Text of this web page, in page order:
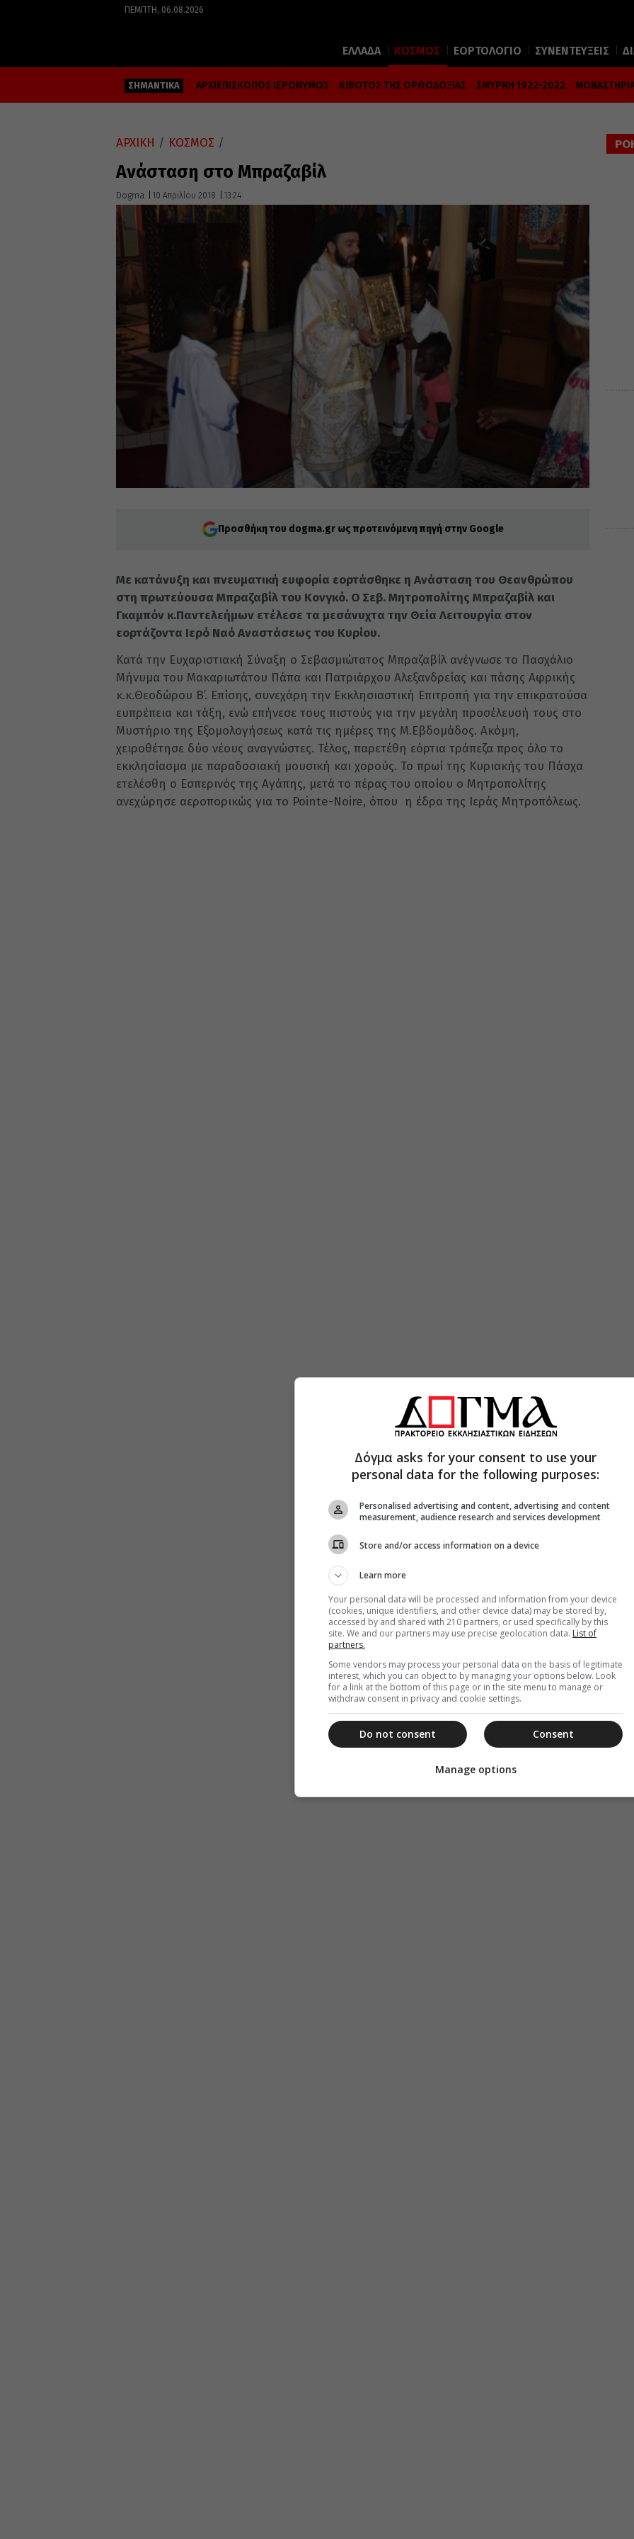
ΠΈΜΠΤΗ, 06.08.2026
ΕΛΛΑΔΑ ΚΟΣΜΟΣ ΕΟΡΤΟΛΟΓΙΟ ΣΥΝΕΝΤΕΥΞΕΙΣ
ΣΗΜΑΝΤΙΚΑ ΑΡΧΙΕΠΙΣΚΟΠΟΣ ΙΕΡΩΝΥΜΟΣ ΚΙΒΩΤΟΣ ΤΗΣ ΟΡΘΟΔΟΞΙΑΣ ΣΜΥΡΝΗ 1922-2022
ΑΡΧΙΚΗ / ΚΟΣΜΟΣ /
Ανάσταση στο Μπραζαβίλ
Dogma 10 Απριλίου 2018 13:24
Προσθήκη του dogma.gr ως προτεινόμενη πηγή στην Google
Με κατάνυξη και πνευματική ευφορία εορτάσθηκε η Ανάσταση του Θεανθρώπου
στη πρωτεύουσα Μπραζαβίλ του Κονγκό. Ο Σεβ. Μητροπολίτης Μπραζαβίλ και
Γκαμπόν κ.Παντελεήμων ετέλεσε τα μεσάνυχτα την Θεία Λειτουργία στον
εορτάζοντα Ιερό Ναό Αναστάσεως του Κυρίου.
Κατά την Ευχαριστιακή Σύναξη ο Σεβασμιώτατος Μπραζαβίλ ανέγνωσε το Πασχάλιο
Μήνυμα του Μακαριωτάτου Πάπα και Πατριάρχου Αλεξανδρείας και πάσης Αφρικής
κ.κ.Θεοδώρου Β’. Επίσης, συνεχάρη την Εκκλησιαστική Επιτροπή για την επικρατούσα
ευπρέπεια και τάξη, ενώ επήνεσε τους πιστούς για την μεγάλη προσέλευσή τους στο
Μυστήριο της Εξομολογήσεως κατά τις ημέρες της Μ.Εβδομάδος. Ακόμη,
χειροθέτησε δύο νέους αναγνώστες. Τέλος, παρετέθη εόρτια τράπεζα προς όλο το
εκκλησίασμα με παραδοσιακή μουσική και χορούς. Το πρωί της Κυριακής του Πάσχα
ετελέσθη ο Εσπερινός της Αγάπης, μετά το πέρας του οποίου ο Μητροπολίτης
ανεχώρησε αεροπορικώς για το Pointe-Noire, όπου η έδρα της Ιεράς Μητροπόλεως.
Δόγμα asks for your consent to use your
personal data for the following purposes:
Personalised advertising and content, advertising and content
measurement, audience research and services development
Store and/or access information on a device
Learn more
Your personal data will be processed and information from your device
(cookies, unique identifiers, and other device data) may be stored by,
accessed by and shared with 210 partners, or used specifically by this
site. We and our partners may use precise geolocation data. List of
partners.
Some vendors may process your personal data on the basis of legitimate
interest, which you can object to by managing your options below. Look
for a link at the bottom of this page or in the site menu to manage or
withdraw consent in privacy and cookie settings.
Consent
Do not consent
Manage options